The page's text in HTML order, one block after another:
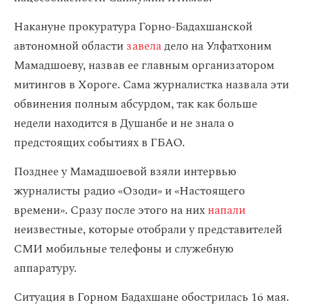
Накануне прокуратура Горно-Бадахшанской
автономной областизавеладело на Улфатхоним
Мамадшоеву, назвав ее главным организатором
митингов в Хороге. Сама журналистка назвала эти
обвинения полным абсурдом, так как больше
недели находится в Душанбе и не знала о
предстоящих событиях в ГБАО.
Позднее у Мамадшоевой взяли интервью
журналисты радио «Озоди» и «Настоящего
времени». Сразу после этого на нихнапали
неизвестные, которые отобрали у представителей
СМИ мобильные телефоны и служебную
аппаратуру.
Ситуация в Горном Бадахшане обострилась 16 мая.